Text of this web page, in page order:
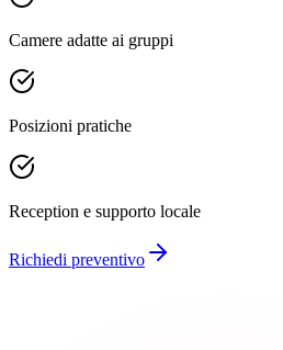
Camere adatte ai gruppi
Posizioni pratiche
Reception e supporto locale
Richiedi preventivo